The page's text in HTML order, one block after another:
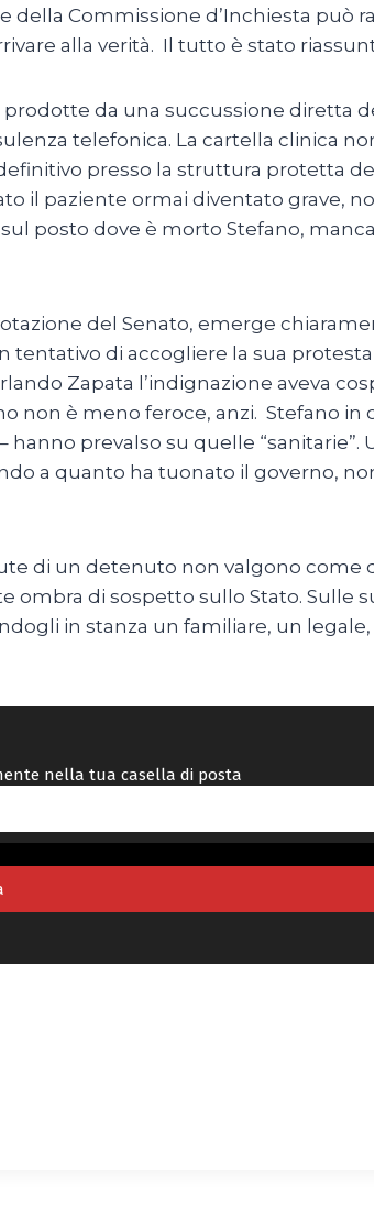
della Commissione d’Inchiesta può
alla verità. Il tutto è stato
da una succussione diretta
telefonica. La cartella clinica
presso la struttura protetta
il paziente ormai diventato grave,
posto dove è morto Stefano,
del Senato, emerge
tentativo di accogliere la sua
Zapata l’indignazione aveva
non è meno feroce, anzi. Stefano in
prevalso su quelle “sanitarie”.
a quanto ha tuonato il governo,
di un detenuto non valgono
di sospetto sullo Stato. Sulle
in stanza un familiare, un
nella tua casella di posta